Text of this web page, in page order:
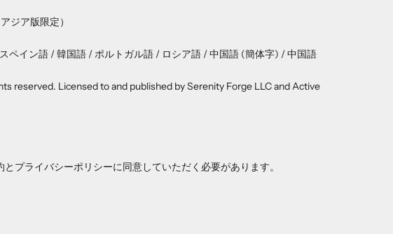
ジア版限定）
ペイン語 / 韓国語 / ポルトガル語 / ロシア語 / 中国語 (簡体字) / 中国語
reserved. Licensed to and published by Serenity Forge LLC and Active
と プライバシーポリシーに同意していただく必要があります。